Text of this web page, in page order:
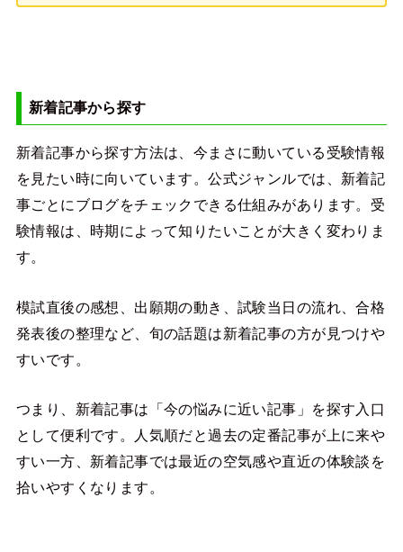
新着記事から探す
新着記事から探す方法は、今まさに動いている受験情報
を見たい時に向いています。公式ジャンルでは、新着記
事ごとにブログをチェックできる仕組みがあります。受
験情報は、時期によって知りたいことが大きく変わりま
す。
模試直後の感想、出願期の動き、試験当日の流れ、合格
発表後の整理など、旬の話題は新着記事の方が見つけや
すいです。
つまり、新着記事は「今の悩みに近い記事」を探す入口
として便利です。人気順だと過去の定番記事が上に来や
すい一方、新着記事では最近の空気感や直近の体験談を
拾いやすくなります。